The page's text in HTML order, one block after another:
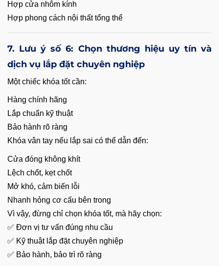
Hợp cửa nhôm kính
Hợp phong cách nội thất tổng thể
7. Lưu ý số 6: Chọn thương hiệu uy tín và
dịch vụ lắp đặt chuyên nghiệp
Một chiếc khóa tốt cần:
Hàng chính hãng
Lắp chuẩn kỹ thuật
Bảo hành rõ ràng
Khóa vân tay nếu lắp sai có thể dẫn đến:
Cửa đóng không khít
Lệch chốt, kẹt chốt
Mở khó, cảm biến lỗi
Nhanh hỏng cơ cấu bên trong
Vì vậy, đừng chỉ chọn khóa tốt, mà hãy chọn:
✅ Đơn vị tư vấn đúng nhu cầu
✅ Kỹ thuật lắp đặt chuyên nghiệp
✅ Bảo hành, bảo trì rõ ràng